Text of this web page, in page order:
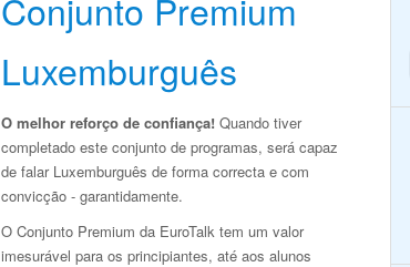
Luxemburguês
O melhor reforço de confiança! Quando tiver
completado este conjunto de programas, será capaz
de falar Luxemburguês de forma correcta e com
convicção - garantidamente.
O Conjunto Premium da EuroTalk tem um valor
imesurável para os principiantes, até aos alunos